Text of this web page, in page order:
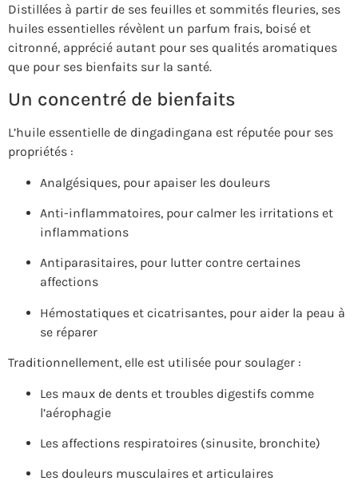
Distillées à partir de ses feuilles et sommités fleuries, ses
huiles essentielles révèlent un parfum frais, boisé et
citronné, apprécié autant pour ses qualités aromatiques
que pour ses bienfaits sur la santé.
Un concentré de bienfaits
L’huile essentielle de dingadingana est réputée pour ses
propriétés :
Analgésiques, pour apaiser les douleurs
Anti-inflammatoires, pour calmer les irritations et
inflammations
Antiparasitaires, pour lutter contre certaines
affections
Hémostatiques et cicatrisantes, pour aider la peau à
se réparer
Traditionnellement, elle est utilisée pour soulager :
Les maux de dents et troubles digestifs comme
l’aérophagie
Les affections respiratoires (sinusite, bronchite)
Les douleurs musculaires et articulaires